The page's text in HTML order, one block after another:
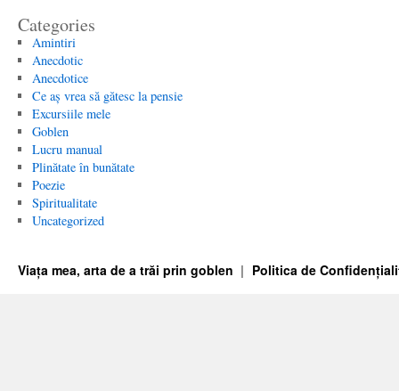
Categories
Amintiri
Anecdotic
Anecdotice
Ce aș vrea să gătesc la pensie
Excursiile mele
Goblen
Lucru manual
Plinătate în bunătate
Poezie
Spiritualitate
Uncategorized
Viața mea, arta de a trăi prin goblen Politica de